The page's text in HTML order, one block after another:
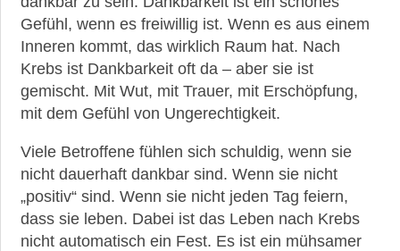
Gefühl, wenn es freiwillig ist. Wenn es aus einem
Inneren kommt, das wirklich Raum hat. Nach
Krebs ist Dankbarkeit oft da – aber sie ist
gemischt. Mit Wut, mit Trauer, mit Erschöpfung,
mit dem Gefühl von Ungerechtigkeit.
Viele Betroffene fühlen sich schuldig, wenn sie
nicht dauerhaft dankbar sind. Wenn sie nicht
„positiv“ sind. Wenn sie nicht jeden Tag feiern,
dass sie leben. Dabei ist das Leben nach Krebs
nicht automatisch ein Fest. Es ist ein mühsamer